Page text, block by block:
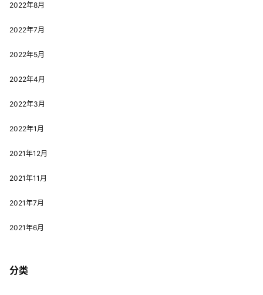
2022年8月
2022年7月
2022年5月
2022年4月
2022年3月
2022年1月
2021年12月
2021年11月
2021年7月
2021年6月
分类